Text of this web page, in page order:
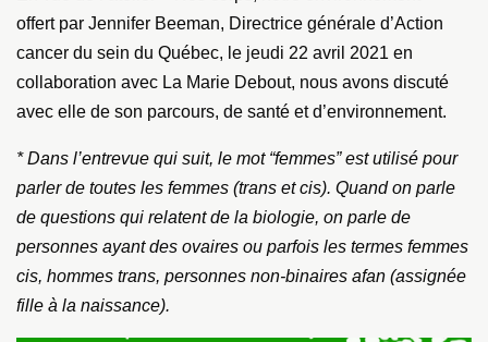
offert par Jennifer Beeman, Directrice générale d’Action
cancer du sein du Québec, le jeudi 22 avril 2021 en
collaboration avec La Marie Debout, nous avons discuté
avec elle de son parcours, de santé et d’environnement.
* Dans l’entrevue qui suit, le mot “femmes” est utilisé pour
parler de toutes les femmes (trans et cis). Quand on parle
de questions qui relatent de la biologie, on parle de
personnes ayant des ovaires ou parfois les termes femmes
cis, hommes trans, personnes non-binaires afan (assignée
fille à la naissance).